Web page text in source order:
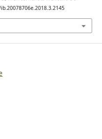
M. Hendricks, J.
A. Macrofaunal
J.-L. Cartron, G.
University Press, Oxford,
de peces